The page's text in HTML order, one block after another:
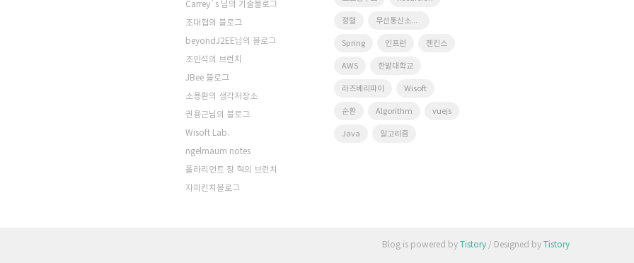
Carrey`s 님의 기술블로그
조대협의 블로그
beyondJ2EE님의 블로그
조인석의 브런치
JBee 블로그
소용환의 생각저장소
권용근님의 블로그
Wisoft Lab.
ngelmaum notes
폴라리언트 장 혁의 브런치
자피킨치블로그
정렬 무선통신소프트웨어연구실
Spring 인프런 젠킨스
AWS 한밭대학교
라즈베리파이 Wisoft
순환 Algorithm vuejs
Java 알고리즘
Blog is powered by Tistory/ Designed by Tistory